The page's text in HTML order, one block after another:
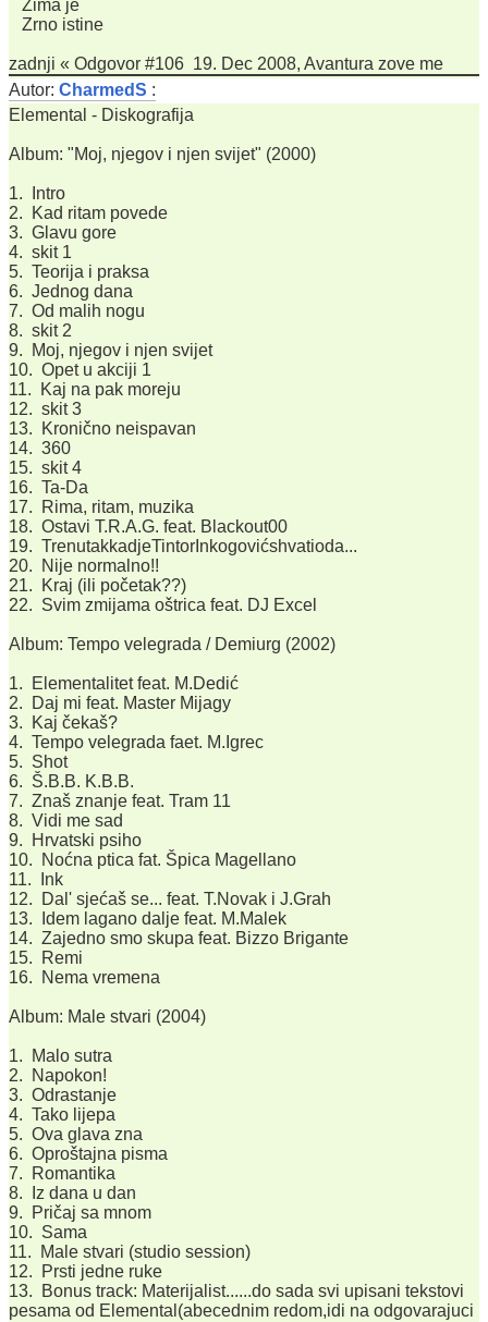
Zima je
Zrno istine
zadnji « Odgovor #106 19. Dec 2008, Avantura zove me
Autor: CharmedS :
Elemental - Diskografija
Album: "Moj, njegov i njen svijet" (2000)
1. Intro
2. Kad ritam povede
3. Glavu gore
4. skit 1
5. Teorija i praksa
6. Jednog dana
7. Od malih nogu
8. skit 2
9. Moj, njegov i njen svijet
10. Opet u akciji 1
11. Kaj na pak moreju
12. skit 3
13. Kronično neispavan
14. 360
15. skit 4
16. Ta-Da
17. Rima, ritam, muzika
18. Ostavi T.R.A.G. feat. Blackout00
19. TrenutakkadjeTintorInkogovićshvatioda...
20. Nije normalno!!
21. Kraj (ili početak??)
22. Svim zmijama oštrica feat. DJ Excel
Album: Tempo velegrada / Demiurg (2002)
1. Elementalitet feat. M.Dedić
2. Daj mi feat. Master Mijagy
3. Kaj čekaš?
4. Tempo velegrada faet. M.Igrec
5. Shot
6. Š.B.B. K.B.B.
7. Znaš znanje feat. Tram 11
8. Vidi me sad
9. Hrvatski psiho
10. Noćna ptica fat. Špica Magellano
11. Ink
12. Dal' sjećaš se... feat. T.Novak i J.Grah
13. Idem lagano dalje feat. M.Malek
14. Zajedno smo skupa feat. Bizzo Brigante
15. Remi
16. Nema vremena
Album: Male stvari (2004)
1. Malo sutra
2. Napokon!
3. Odrastanje
4. Tako lijepa
5. Ova glava zna
6. Oproštajna pisma
7. Romantika
8. Iz dana u dan
9. Pričaj sa mnom
10. Sama
11. Male stvari (studio session)
12. Prsti jedne ruke
13. Bonus track: Materijalist......do sada svi upisani tekstovi
pesama od Elemental(abecednim redom,idi na odgovarajuci